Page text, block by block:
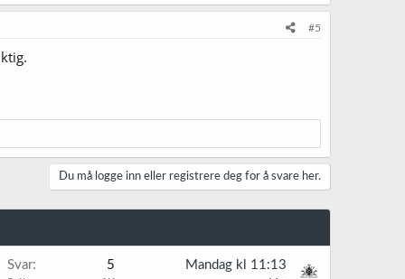
#5
Du må logge inn eller registrere deg for å svare her.
Svar 5 Mandag kl 11:13